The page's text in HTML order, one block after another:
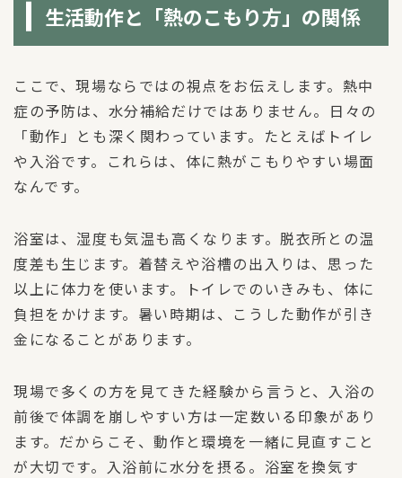
生活動作と「熱のこもり方」の関係
ここで、現場ならではの視点をお伝えします。熱中
症の予防は、水分補給だけではありません。日々の
「動作」とも深く関わっています。たとえばトイレ
や入浴です。これらは、体に熱がこもりやすい場面
なんです。
浴室は、湿度も気温も高くなります。脱衣所との温
度差も生じます。着替えや浴槽の出入りは、思った
以上に体力を使います。トイレでのいきみも、体に
負担をかけます。暑い時期は、こうした動作が引き
金になることがあります。
現場で多くの方を見てきた経験から言うと、入浴の
前後で体調を崩しやすい方は一定数いる印象があり
ます。だからこそ、動作と環境を一緒に見直すこと
が大切です。入浴前に水分を摂る。浴室を換気す